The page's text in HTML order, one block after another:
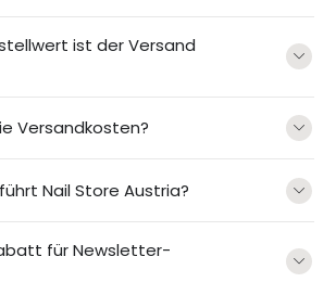
ist der Versand
Versandkosten?
Nail Store Austria?
für Newsletter-